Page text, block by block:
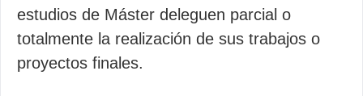
estudios de Máster deleguen parcial o
totalmente la realización de sus trabajos o
proyectos finales.